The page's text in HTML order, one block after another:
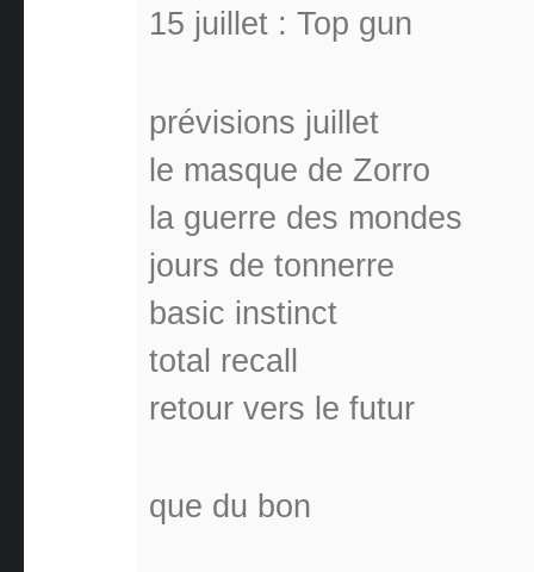
15 juillet : Top gun
prévisions juillet
le masque de Zorro
la guerre des mondes
jours de tonnerre
basic instinct
total recall
retour vers le futur
que du bon